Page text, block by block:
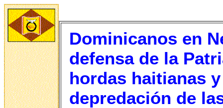
Dominicanos en
defensa de la
hordas haitianas
depredación de